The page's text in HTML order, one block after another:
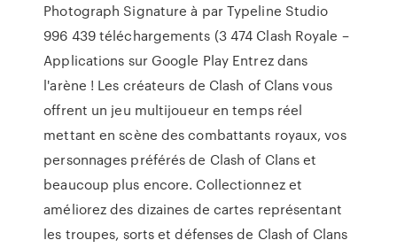
Photograph Signature à par Typeline Studio
996 439 téléchargements (3 474 Clash Royale –
Applications sur Google Play Entrez dans
l'arène ! Les créateurs de Clash of Clans vous
offrent un jeu multijoueur en temps réel
mettant en scène des combattants royaux, vos
personnages préférés de Clash of Clans et
beaucoup plus encore. Collectionnez et
améliorez des dizaines de cartes représentant
les troupes, sorts et défenses de Clash of Clans